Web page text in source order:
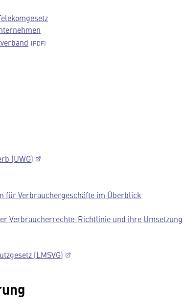
(UWG)
für Verbrauchergeschäfte im Überblick
Verbraucherrechte-Richtlinie und ihre Umsetzung
(LMSVG)